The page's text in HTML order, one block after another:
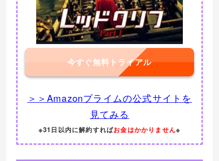
今すぐ無料トライアル
＞＞Amazonプライムの公式サイトを
見てみる
※31日以内に解約すればお金はかかりません※